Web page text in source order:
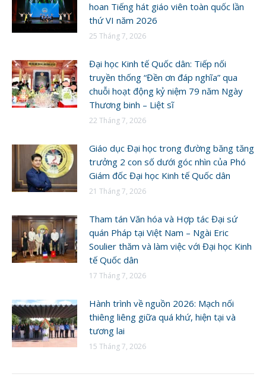
hoan Tiếng hát giáo viên toàn quốc lần
thứ VI năm 2026
25 Tháng 7, 2026
Đại học Kinh tế Quốc dân: Tiếp nối
truyền thống “Đền ơn đáp nghĩa” qua
chuỗi hoạt động kỷ niệm 79 năm Ngày
Thương binh – Liệt sĩ
22 Tháng 7, 2026
Giáo dục Đại học trong đường băng tăng
trưởng 2 con số dưới góc nhìn của Phó
Giám đốc Đại học Kinh tế Quốc dân
21 Tháng 7, 2026
Tham tán Văn hóa và Hợp tác Đại sứ
quán Pháp tại Việt Nam – Ngài Eric
Soulier thăm và làm việc với Đại học Kinh
tế Quốc dân
17 Tháng 7, 2026
Hành trình về nguồn 2026: Mạch nối
thiêng liêng giữa quá khứ, hiện tại và
tương lai
15 Tháng 7, 2026